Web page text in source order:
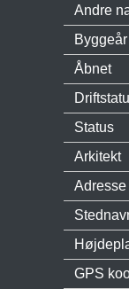
Andre
Byggeår
Åbnet
Status
Arkitekt
Adresse
GPS